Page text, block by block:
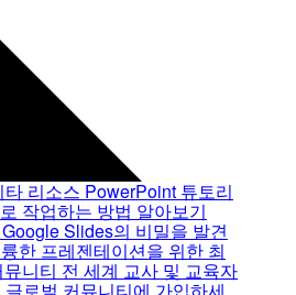
리소스 PowerPoint 튜토리
작업하는 방법 알아보기
Google Slides의 비밀을 발견
한 프레젠테이션을 위한 최
니티 전 세계 교사 및 교육자